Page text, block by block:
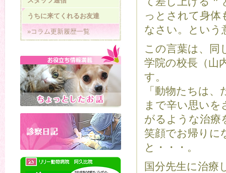
っとされて身体
なさい。という
この言葉は、同
学院の校長（山
す。
「動物たちは
まで辛い思い
がるような治
笑顔でお帰りに
と・・・。
国分先生に治療
うちに来てくれるお友達
»コラム更新履歴一覧